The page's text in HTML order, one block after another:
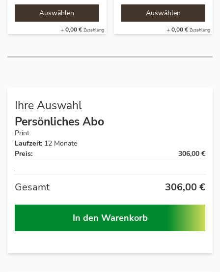
+0,00 € +0,00 €
Ihre Auswahl
Persönliches Abo
Print
Laufzeit: 12 Monate
Preis:
306,00 €
Auf
Gesamt 306,00 €
In den Warenkorb